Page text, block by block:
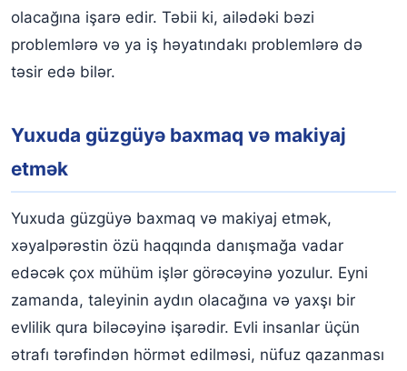
olacağına işarə edir. Təbii ki, ailədəki bəzi
problemlərə və ya iş həyatındakı problemlərə də
təsir edə bilər.
Yuxuda güzgüyə baxmaq və makiyaj
etmək
Yuxuda güzgüyə baxmaq və makiyaj etmək,
xəyalpərəstin özü haqqında danışmağa vadar
edəcək çox mühüm işlər görəcəyinə yozulur. Eyni
zamanda, taleyinin aydın olacağına və yaxşı bir
evlilik qura biləcəyinə işarədir. Evli insanlar üçün
ətrafı tərəfindən hörmət edilməsi, nüfuz qazanması